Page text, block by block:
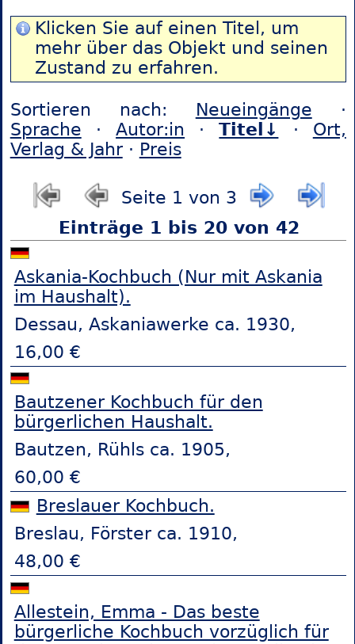
Klicken Sie auf einen Titel, um
mehr über das Objekt und seinen
Zustand zu erfahren.
Sortieren nach: Neueingänge ·
Sprache ·Autor:in ·Titel↓ · Ort,
Verlag & Jahr· Preis
Seite 1 von 3
Einträge 1 bis 20 von 42
Askania-Kochbuch (Nur mit Askania
im Haushalt).
Dessau, Askaniawerke ca. 1930,
16,00 €
Bautzener Kochbuch für den
bürgerlichen Haushalt.
Bautzen, Rühls ca. 1905,
60,00 €
Breslauer Kochbuch.
Breslau, Förster ca. 1910,
48,00 €
Allestein, Emma - Das beste
bürgerliche Kochbuch vorzüglich für